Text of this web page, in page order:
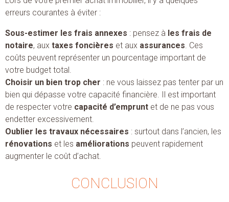
erreurs courantes à éviter :
Sous-estimer les frais annexes : pensez à les frais de
notaire, aux taxes foncières et aux assurances. Ces
coûts peuvent représenter un pourcentage important de
votre budget total.
Choisir un bien trop cher : ne vous laissez pas tenter par un
bien qui dépasse votre capacité financière. Il est important
de respecter votre capacité d’emprunt et de ne pas vous
endetter excessivement.
Oublier les travaux nécessaires : surtout dans l’ancien, les
rénovations et les améliorations peuvent rapidement
augmenter le coût d’achat.
CONCLUSION